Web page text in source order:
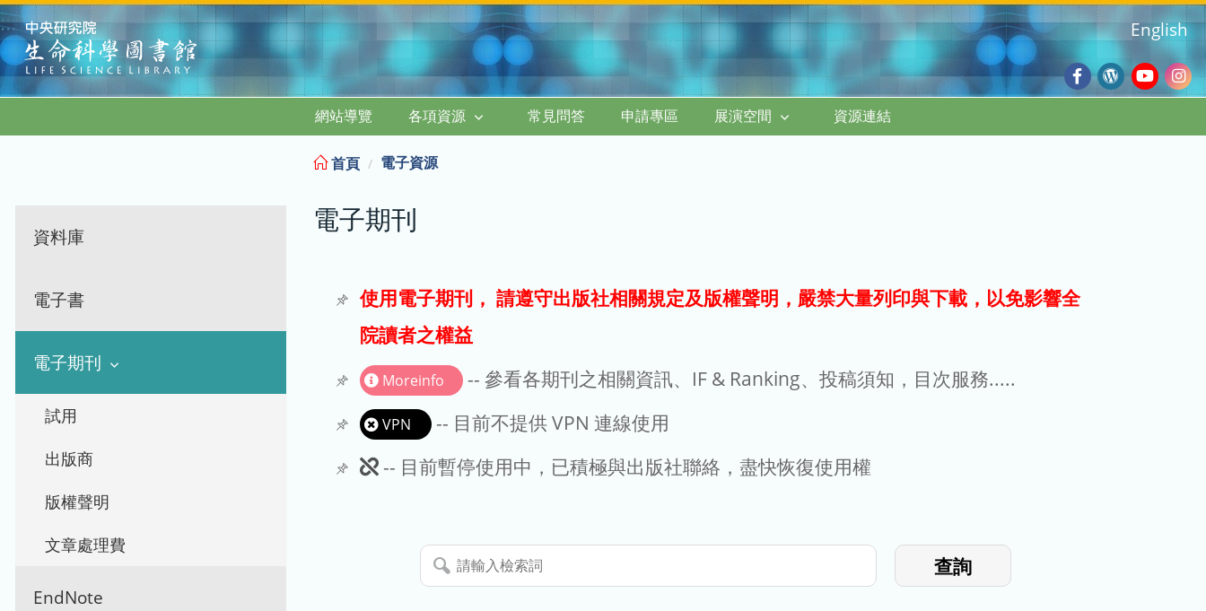
:::
Facebook
Wordpress
Blog
English
網站導覽 各項資源 常見問答 申請專區 展演空間 資源連結
資料庫
電子書
電子期刊
試用
出版商
版權聲明
文章處理費
EndNote
首頁 電子資源
電子期刊
使用電子期刊， 請遵守出版社相關規定及版權聲明，嚴禁大量列印與下載，以免影響全
院讀者之權益
Moreinfo -- 參看各期刊之相關資訊、IF & Ranking、投稿須知，目次服務.....
VPN
-- 目前不提供 VPN 連線使用
此
-- 目前暫停使用中，已積極與出版社聯絡，盡快恢復使用權
請
輸
查詢